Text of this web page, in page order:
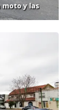
moto y las